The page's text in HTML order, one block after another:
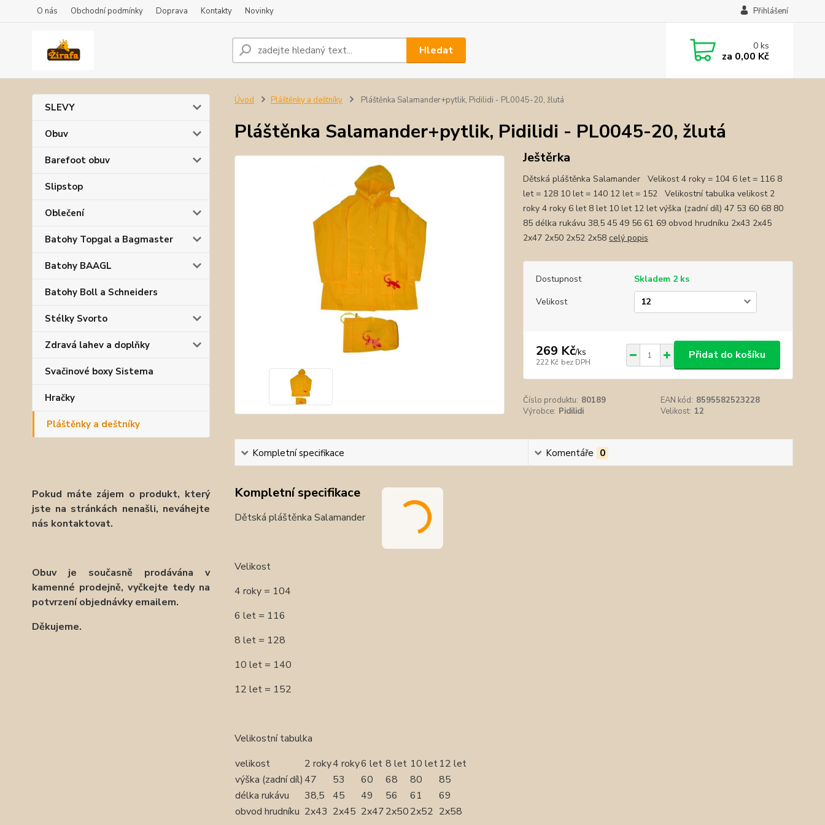
O nás Obchodní podmínky Doprava Kontakty Novinky Přihlášení
Hledat 0ks
za 0,00 Kč
SLEVY
Obuv
Barefoot obuv
Slipstop
Oblečení
Batohy Topgal a Bagmaster
Batohy BAAGL
Batohy Boll a Schneiders
Stélky Svorto
Zdravá lahev a doplňky
Svačinové boxy Sistema
Hračky
Pláštěnky a deštníky
Pokud máte zájem o produkt, který
jste na stránkách nenašli, neváhejte
nás kontaktovat.
Obuv je současně prodávána v
kamenné prodejně, vyčkejte tedy na
potvrzení objednávky emailem.
Děkujeme.
Úvod Pláštěnky a deštníky Pláštěnka Salamander+pytlik, Pidilidi - PL0045-20, žlutá
Pláštěnka Salamander+pytlik, Pidilidi - PL0045-20, žlutá
Ještěrka
Dětská pláštěnka Salamander Velikost 4 roky = 104 6 let = 116 8
let = 128 10 let = 140 12 let = 152 Velikostní tabulka velikost 2
roky 4 roky 6 let 8 let 10 let 12 let výška (zadní díl) 47 53 60 68 80
85 délka rukávu 38,5 45 49 56 61 69 obvod hrudníku 2x43 2x45
2x47 2x50 2x52 2x58 celý popis
Dostupnost
Skladem 2 ks
Velikost
269 Kč/ks
222 Kč bez DPH
Přidat do košíku
Číslo produktu: 80189 EAN kód: 8595582523228
Výrobce: Pidilidi Velikost: 12
Kompletní specifikace Komentáře 0
Kompletní specifikace
Dětská pláštěnka Salamander
Velikost
4 roky = 104
6 let = 116
8 let = 128
10 let = 140
12 let = 152
Velikostní tabulka
velikost
2 roky4 roky6 let 8 let 10 let12 let
výška (zadní díl)47 53 60 68 80
85
délka rukávu
38,5 45 49 56 61
69
obvod hrudníku 2x43 2x45 2x472x502x52 2x58